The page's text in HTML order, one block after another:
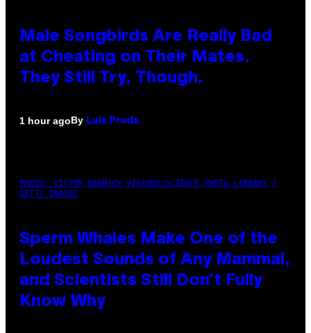
Male Songbirds Are Really Bad
at Cheating on Their Mates.
They Still Try, Though.
1 hour agoBy Luis Prada
PHOTO: VICTOR HABBICK VISIONS/SCIENCE PHOTO LIBRARY /
GETTY IMAGES
Sperm Whales Make One of the
Loudest Sounds of Any Mammal,
and Scientists Still Don’t Fully
Know Why